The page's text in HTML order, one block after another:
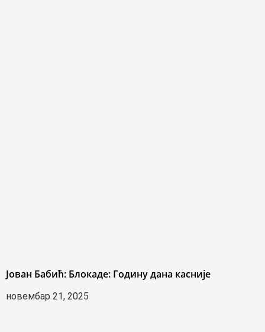
Јован Бабић: Блокаде: Годину дана касније
новембар 21, 2025